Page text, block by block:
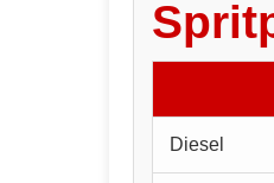
Diesel